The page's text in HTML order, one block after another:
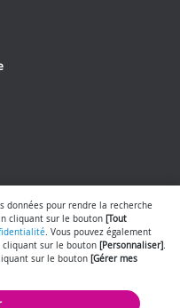
données pour rendre la recherche
cliquant sur le bouton [Tout
. Vous pouvez également
cliquant sur le bouton [Personnaliser].
sur le bouton [Gérer mes